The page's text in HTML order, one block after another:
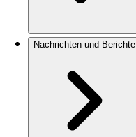
Nachrichten und Berichte